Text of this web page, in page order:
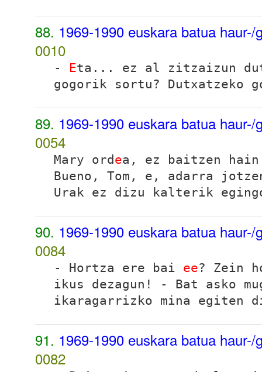
88. 1969-1990 euskara batua
0010
- Eta... ez al zitzaizun
gogorik sortu? Dutxatzeko
89. 1969-1990 euskara batua
0054
Mary ordea, ez baitzen
Bueno, Tom, e, adarra
Urak ez dizu kalterik
90. 1969-1990 euskara batua
0084
- Hortza ere bai ee? Zein
ikus dezagun! - Bat asko
ikaragarrizko mina egiten
91. 1969-1990 euskara batua
0082